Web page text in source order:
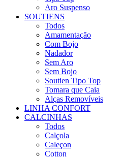
Aro Suspenso
SOUTIENS
Todos
Amamentação
Com Bojo
Nadador
Sem Aro
Sem Bojo
Soutien Tipo Top
Tomara que Caia
Alças Removíveis
LINHA CONFORT
CALCINHAS
Todos
Calçola
Caleçon
Cotton